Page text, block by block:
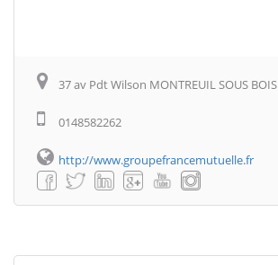
37 av Pdt Wilson MONTREUIL SOUS BOIS
0148582262
http://www.groupefrancemutuelle.fr